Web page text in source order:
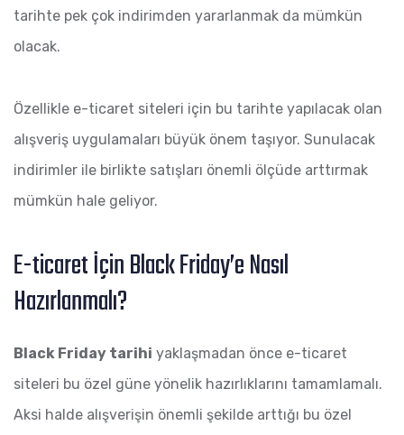
tarihte pek çok indirimden yararlanmak da mümkün
olacak.
Özellikle e-ticaret siteleri için bu tarihte yapılacak olan
alışveriş uygulamaları büyük önem taşıyor. Sunulacak
indirimler ile birlikte satışları önemli ölçüde arttırmak
mümkün hale geliyor.
E-ticaret İçin Black Friday’e Nasıl
Hazırlanmalı?
Black Friday tarihi yaklaşmadan önce e-ticaret
siteleri bu özel güne yönelik hazırlıklarını tamamlamalı.
Aksi halde alışverişin önemli şekilde arttığı bu özel